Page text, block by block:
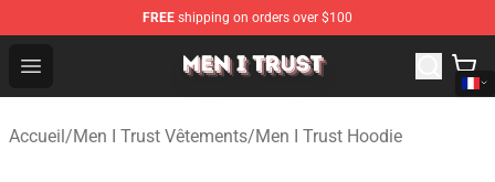
FREE shipping on orders over $100
Open menu
Men I Trust Shop - Official Men I Trust Merchandise Store
Accueil/Men I Trust Vêtements/Men I Trust Hoodie